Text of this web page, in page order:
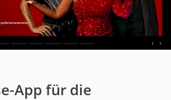
App für die